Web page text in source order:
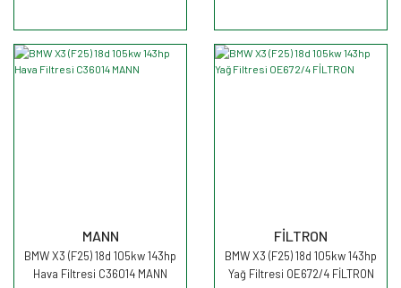
MANN
BMW X3 (F25) 18d 105kw 143hp
Hava Filtresi C36014 MANN
FİLTRON
BMW X3 (F25) 18d 105kw 143hp
Yağ Filtresi OE672/4 FİLTRON